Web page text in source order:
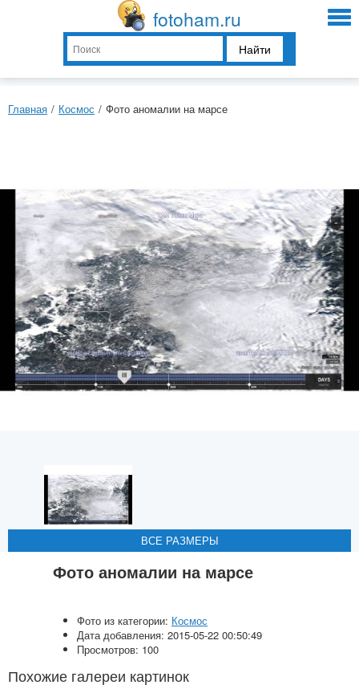
fotoham.ru
Найти
Главная / Космос / Фото аномалии на марсе
ВСЕ РАЗМЕРЫ
ВСЕ РАЗМЕРЫ
ВСЕ РАЗМЕРЫ
ВСЕ РАЗМЕРЫ
Фото аномалии на марсе
Фото из категории: Космос
Дата добавления: 2015-05-22 00:50:49
Просмотров: 100
Похожие галереи картинок